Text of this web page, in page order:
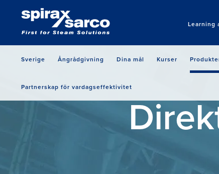
Learning
Sverige Ångrådgivning Dina mål Kurser
Partnerskap för vardagseffektivitet